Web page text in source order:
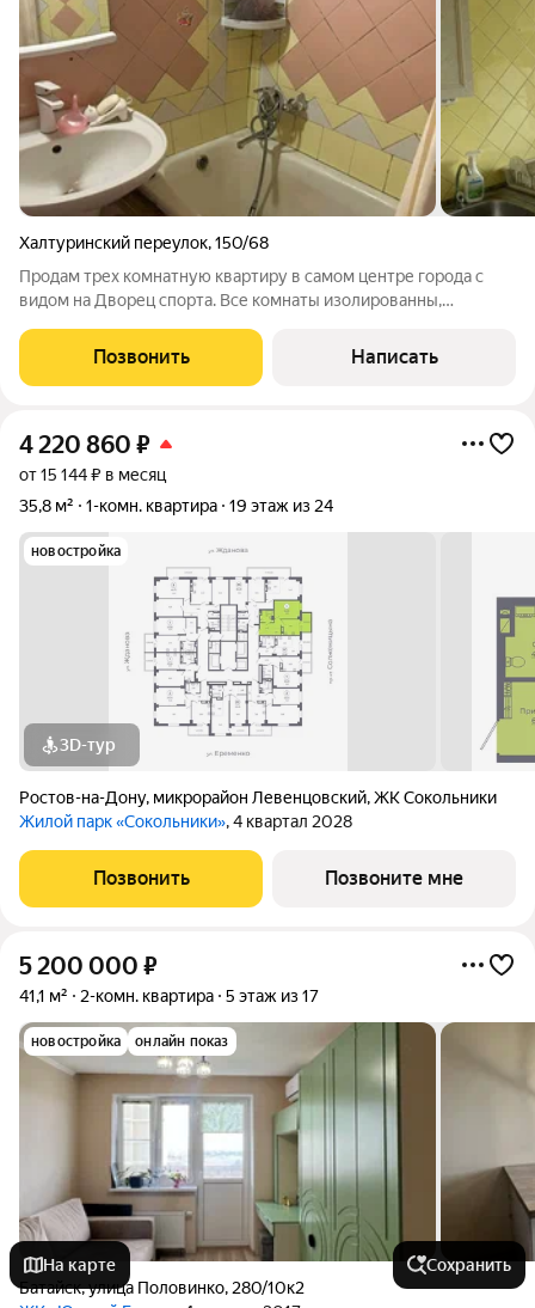
Халтуринский переулок,150/68
Продам трех комнатную квартиру в самом центре города с
видом на Дворец спорта. Все комнаты изолированны,
развязки, рядом находятся садики, школы, учебные заведения,
магазины, медицинские
Позвонить Написать
4 220 860 ₽
от 15 144 ₽ в месяц
35,8 м²
1-комн. квартира 19 этаж из 24
новостройка
3D-тур
Ростов-на-Дону, микрорайон Левенцовский,ЖК Сокольники
Жилой парк «Сокольники», 4 квартал 2028
Позвонить Позвоните мне
5 200 000 ₽
41,1 м² 2-комн. квартира 5 этаж из 17
новостройка онлайн показ
Батайск,улица Половинко, 280/10к2
На карте Сохранить